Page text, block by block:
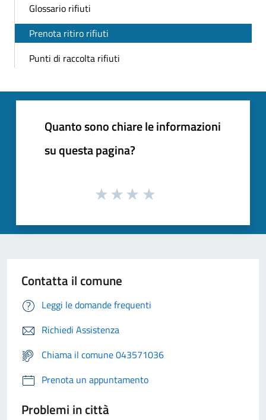
Glossario rifiuti
Prenota ritiro rifiuti
Punti di raccolta rifiuti
Quanto sono chiare le informazioni
su questa pagina?
Contatta il comune
Leggi le domande frequenti
Richiedi Assistenza
Chiama il comune 043571036
Prenota un appuntamento
Problemi in città